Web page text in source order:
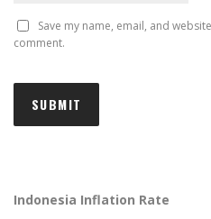
Save my name, email, and
comment.
Indonesia Inflation Rate